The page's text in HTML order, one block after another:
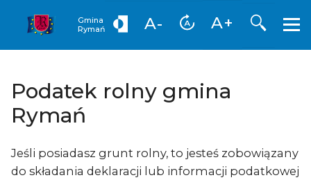
Gmina
Rymań
A- A+ Otwórz
Podatek rolny gmina
Rymań
Jeśli posiadasz grunt rolny, to jesteś zobowiązany
do składania deklaracji lub informacji podatkowej